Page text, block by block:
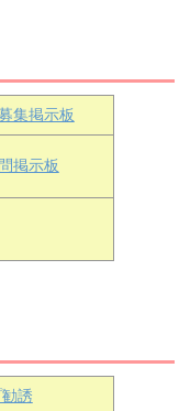
エマ・ヴェルデ
集掲示板
掲示板
誘